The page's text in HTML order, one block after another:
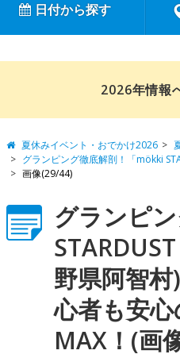
日付から探す
2026年情報
夏休みイベント・おでかけ2026
グランピング徹底解剖！「mökki
画像(29/44)
グランピ
野県阿智村
心者も安
MAX！(画